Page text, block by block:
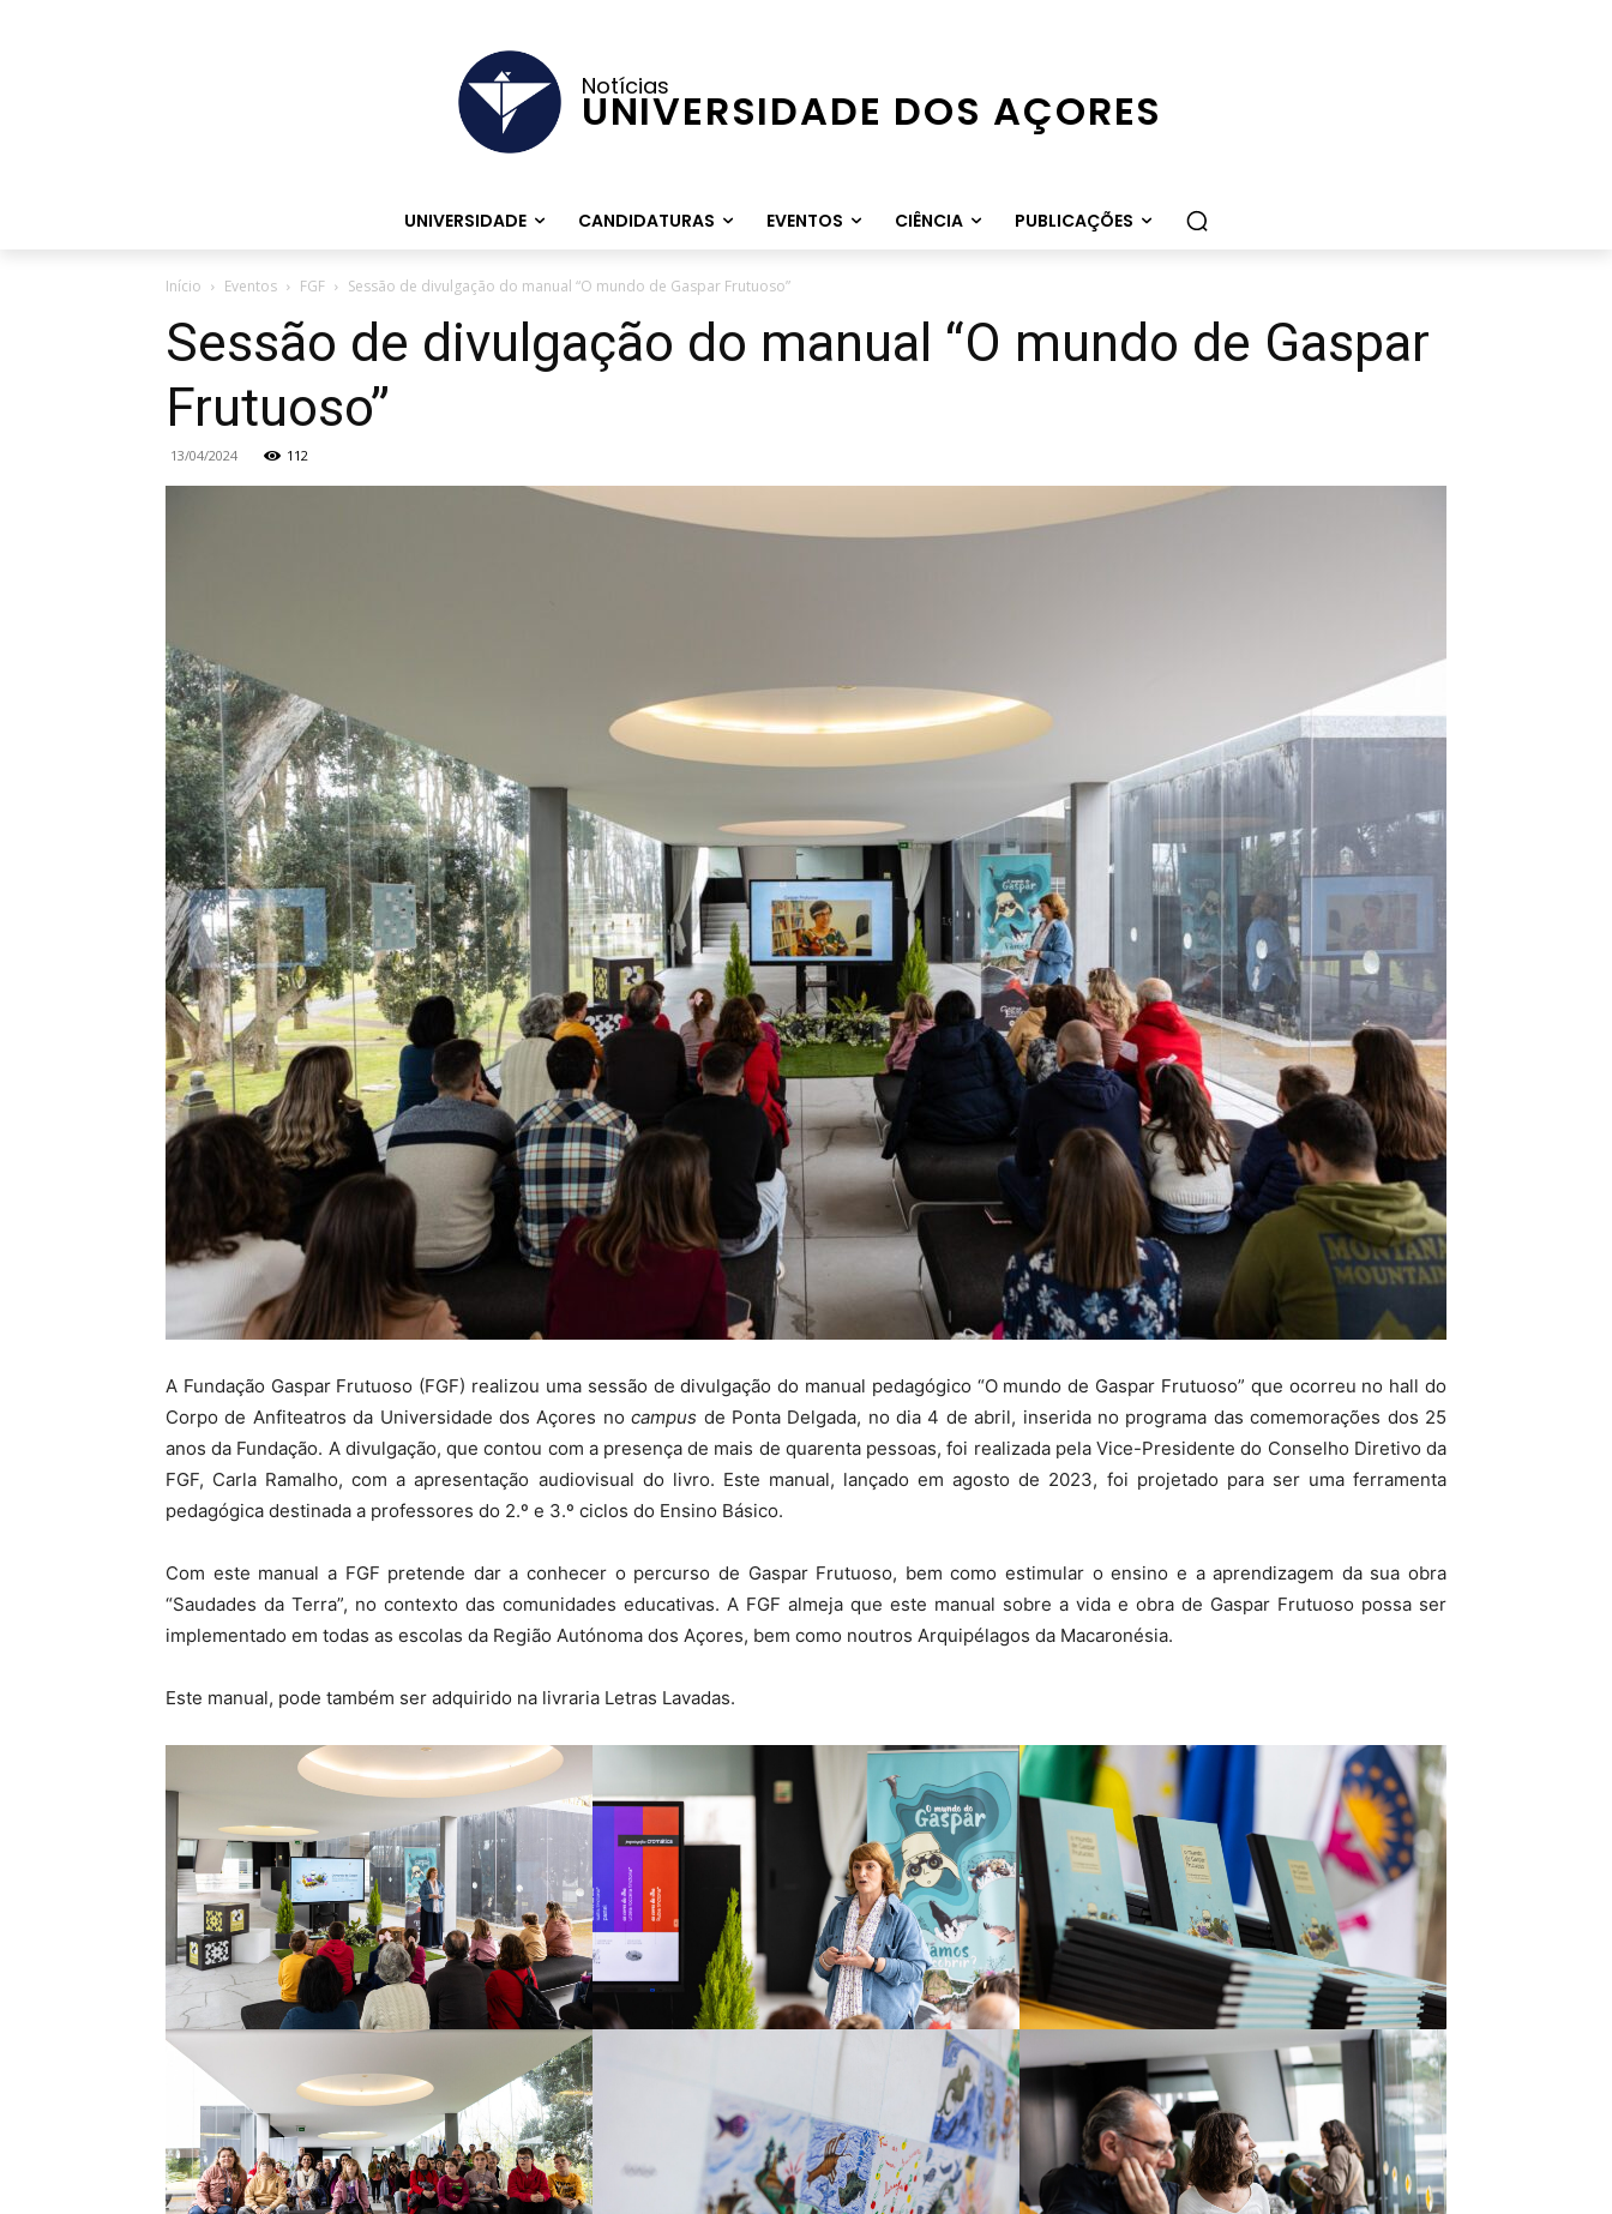
Notícias
UNIVERSIDADE DOS AÇORES
UNIVERSIDADE CANDIDATURAS EVENTOS CIÊNCIA PUBLICAÇÕES
Início Eventos FGF Sessão de divulgação do manual “O mundo de Gaspar Frutuoso”
Sessão de divulgação do manual “O mundo de Gaspar
Frutuoso”
13/04/2024 112
A Fundação Gaspar Frutuoso (FGF) realizou uma sessão de divulgação do manual pedagógico “O mundo de Gaspar Frutuoso” que ocorreu no hall do
Corpo de Anfiteatros da Universidade dos Açores nocampus de Ponta Delgada, no dia 4 de abril, inserida no programa das comemorações dos 25
anos da Fundação. A divulgação, que contou com a presença de mais de quarenta pessoas, foi realizada pela Vice-Presidente do Conselho Diretivo da
FGF, Carla Ramalho, com a apresentação audiovisual do livro. Este manual, lançado em agosto de 2023, foi projetado para ser uma ferramenta
pedagógica destinada a professores do 2.º e 3.º ciclos do Ensino Básico.
Com este manual a FGF pretende dar a conhecer o percurso de Gaspar Frutuoso, bem como estimular o ensino e a aprendizagem da sua obra
“Saudades da Terra”, no contexto das comunidades educativas. A FGF almeja que este manual sobre a vida e obra de Gaspar Frutuoso possa ser
implementado em todas as escolas da Região Autónoma dos Açores, bem como noutros Arquipélagos da Macaronésia.
Este manual, pode também ser adquirido na livraria Letras Lavadas.